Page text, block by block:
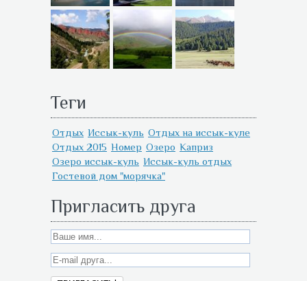
Теги
Отдых Иссык-куль Отдых на иссык-куле
Отдых 2015 Номер Озеро Каприз
Озеро иссык-куль Иссык-куль отдых
Гостевой дом "морячка"
Пригласить друга